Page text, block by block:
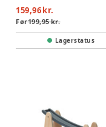
159,96 kr.
Før199,95 kr.
Lagerstatus